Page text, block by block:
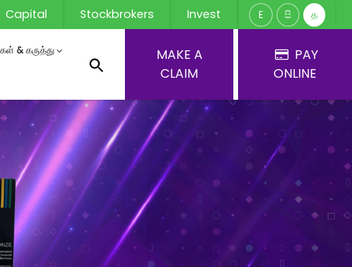
Capital Stockbrokers Invest E සි த
& கருத்து
MAKE A
CLAIM
PAY
ONLINE